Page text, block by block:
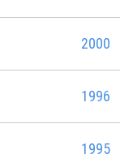
2000
1996
1995